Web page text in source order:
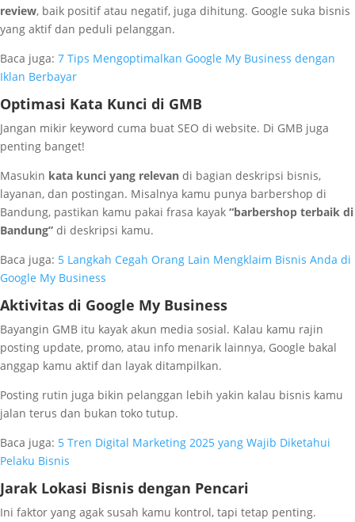
review, baik positif atau negatif, juga dihitung. Google suka bisnis
yang aktif dan peduli pelanggan.
Baca juga: 7 Tips Mengoptimalkan Google My Business dengan
Iklan Berbayar
Optimasi Kata Kunci di GMB
Jangan mikir keyword cuma buat SEO di website. Di GMB juga
penting banget!
Masukin kata kunci yang relevan di bagian deskripsi bisnis,
layanan, dan postingan. Misalnya kamu punya barbershop di
Bandung, pastikan kamu pakai frasa kayak “barbershop terbaik di
Bandung” di deskripsi kamu.
Baca juga: 5 Langkah Cegah Orang Lain Mengklaim Bisnis Anda di
Google My Business
Aktivitas di Google My Business
Bayangin GMB itu kayak akun media sosial. Kalau kamu rajin
posting update, promo, atau info menarik lainnya, Google bakal
anggap kamu aktif dan layak ditampilkan.
Posting rutin juga bikin pelanggan lebih yakin kalau bisnis kamu
jalan terus dan bukan toko tutup.
Baca juga: 5 Tren Digital Marketing 2025 yang Wajib Diketahui
Pelaku Bisnis
Jarak Lokasi Bisnis dengan Pencari
Ini faktor yang agak susah kamu kontrol, tapi tetap penting.